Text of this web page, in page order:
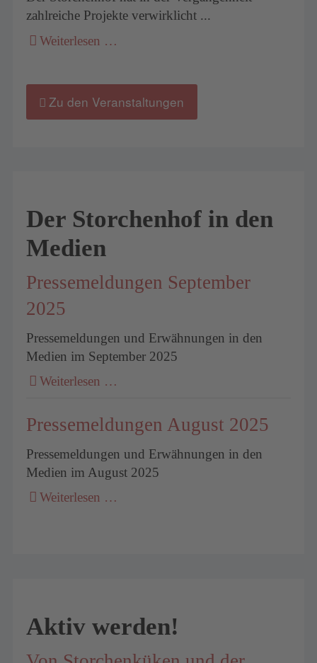
zahlreiche Projekte verwirklicht ...
Weiterlesen …
Zu den Veranstaltungen
Der Storchenhof in den
Medien
Pressemeldungen September
2025
Pressemeldungen und Erwähnungen in den
Medien im September 2025
Weiterlesen …
Pressemeldungen August 2025
Pressemeldungen und Erwähnungen in den
Medien im August 2025
Weiterlesen …
Aktiv werden!